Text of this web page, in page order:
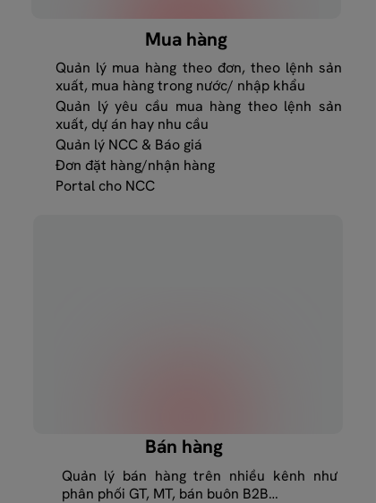
Mua hàng
Quản lý mua hàng theo đơn, theo lệnh sản
xuất, mua hàng trong nước/ nhập khẩu
Quản lý yêu cầu mua hàng theo lệnh sản
xuất, dự án hay nhu cầu
Quản lý NCC & Báo giá
Đơn đặt hàng/nhận hàng
Portal cho NCC
Bán hàng
Quản lý bán hàng trên nhiều kênh như
phân phối GT, MT, bán buôn B2B…